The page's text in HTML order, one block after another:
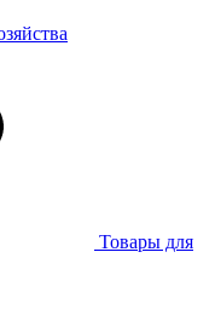
Товары для